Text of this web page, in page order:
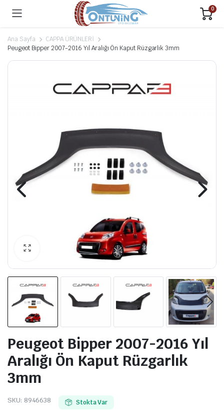
0
Ana Sayfa
CAPPA ÜRÜNLERİ
Peugeot Bipper 2007-2016 Yıl Aralığı Ön Kaput Rüzgarlık 3mm
Peugeot Bipper 2007-2016 Yıl
Aralığı Ön Kaput Rüzgarlık
3mm
SKU: 8946638 Stokta Var